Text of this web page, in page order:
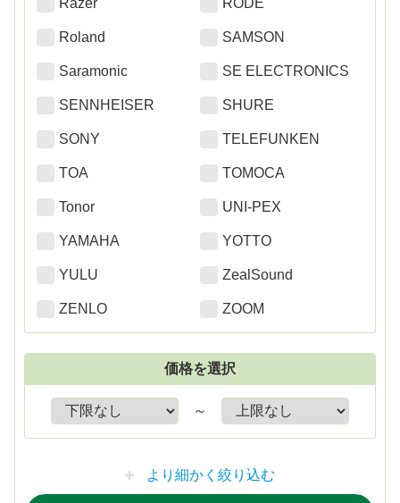
Razer RODE
Roland SAMSON
Saramonic SE ELECTRONICS
SENNHEISER SHURE
SONY TELEFUNKEN
TOA TOMOCA
Tonor UNI-PEX
YAMAHA YOTTO
YULU ZealSound
ZENLO ZOOM
価格を選択
～
より細かく絞り込む